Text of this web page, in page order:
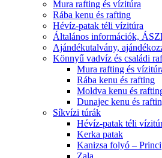
Mura rafting és vízitúra
Rába kenu és rafting
Hévíz-patak téli vízitúra
Általános információk,
Ajándékutalvány,
Könnyű vadvíz és családi
Mura rafting és
Rába kenu és rafting
Moldva kenu és
Dunajec kenu és
Síkvízi túrák
Hévíz-patak téli
Kerka patak
Kanizsa folyó –
Zala